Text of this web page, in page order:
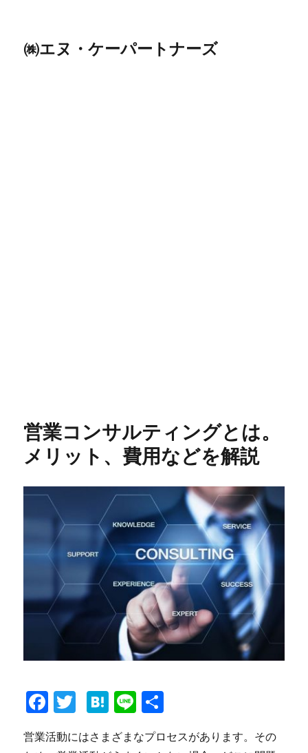
㈱エヌ・ケーパートナーズ
営業コンサルティングとは。
メリット、費用などを解説
Fa
ce
bo
T
tte
H
at
en
Li
ne
営業活動にはさまざまなプロセスがあります。その